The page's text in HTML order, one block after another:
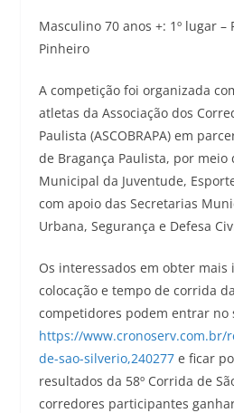
Masculino 70 anos +: 1º lugar –
Pinheiro
A competição foi organizada
atletas da Associação dos
Paulista (ASCOBRAPA) em
de Bragança Paulista, por meio
Municipal da Juventude,
com apoio das Secretarias
Urbana, Segurança e Defesa
Os interessados em obter mais
colocação e tempo de corrida
competidores podem entrar no
https://www.cronoserv.com.br/
de-sao-silverio,240277e ficar
resultados da 58º Corrida de
corredores participantes